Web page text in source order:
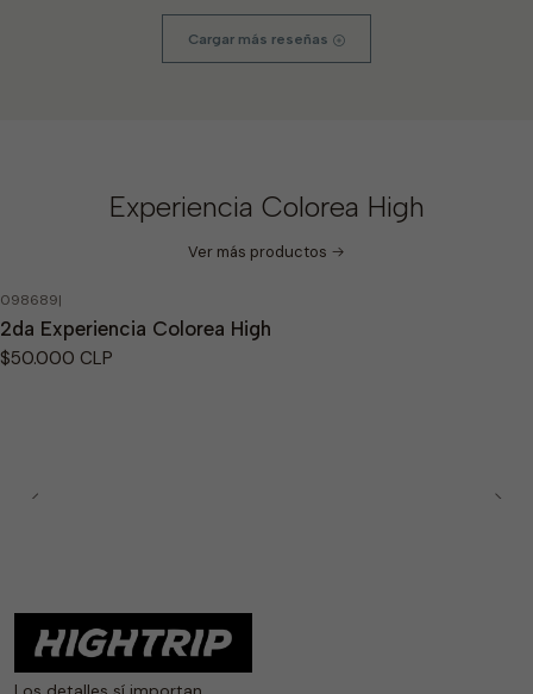
Cargar más reseñas
Experiencia Colorea High
Ver más productos
Agotado
098689|
2da Experiencia Colorea High
$50.000 CLP